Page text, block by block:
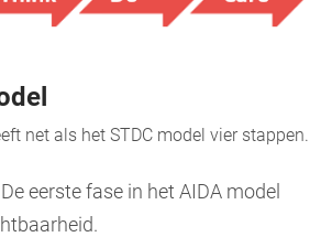
net als het STDC model vier stappen.
eerste fase in het AIDA model